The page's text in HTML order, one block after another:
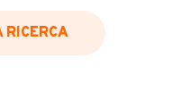
RICERCA